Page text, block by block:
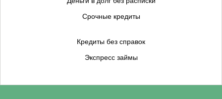
Срочные кредиты
Кредиты без справок
Экспресс займы